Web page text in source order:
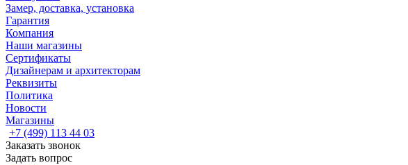
Замер, доставка, установка
Гарантия
Компания
Наши магазины
Сертификаты
Дизайнерам и архитекторам
Реквизиты
Политика
Новости
Магазины
+7 (499) 113 44 03
Заказать звонок
Задать вопрос